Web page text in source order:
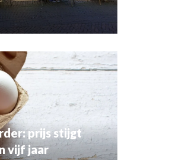
prijs stijgt
vijf jaar